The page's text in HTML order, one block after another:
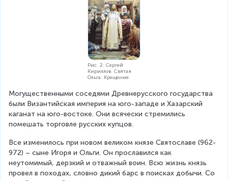
Рис. 2. Сергей
Кириллов. Святая
Ольга. Крещение
Могущественными соседями Древнерусского государства
были Византийская империя на юго-западе и Хазарский
каганат на юго-востоке. Они всячески стремились
помешать торговле русских купцов.
Все изменилось при новом великом князе Святославе (962-
972) – сыне Игоря и Ольги. Он прославился как
неутомимый, дерзкий и отважный воин. Всю жизнь князь
провел в походах, словно дикий барс в поисках добычи. Со